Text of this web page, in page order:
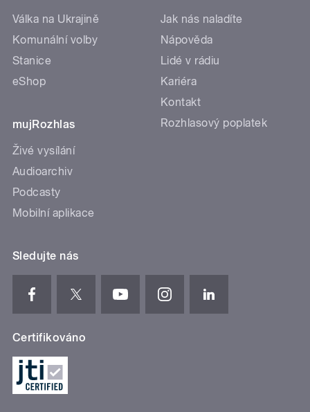
Válka na Ukrajině
Komunální volby
Stanice
eShop
mujRozhlas
Živé vysílání
Audioarchiv
Podcasty
Mobilní aplikace
Jak nás naladíte
Nápověda
Lidé v rádiu
Kariéra
Kontakt
Rozhlasový poplatek
Sledujte nás
Certifikováno